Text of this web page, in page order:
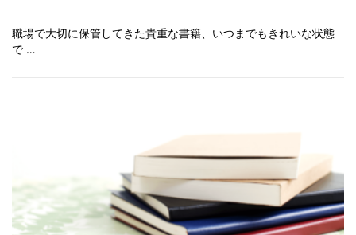
職場で大切に保管してきた貴重な書籍、いつまでもきれいな状態
で …